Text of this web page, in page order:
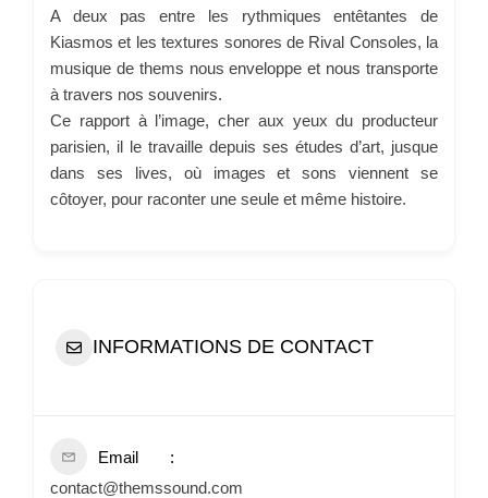
A deux pas entre les rythmiques entêtantes de
Kiasmos et les textures sonores de Rival Consoles, la
musique de thems nous enveloppe et nous transporte
à travers nos souvenirs.
Ce rapport à l’image, cher aux yeux du producteur
parisien, il le travaille depuis ses études d’art, jusque
dans ses lives, où images et sons viennent se
côtoyer, pour raconter une seule et même histoire.
INFORMATIONS DE CONTACT
Email
contact@themssound.com